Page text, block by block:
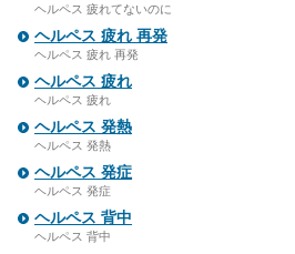
ヘルペス 疲れてないのに
ヘルペス 疲れ 再発
ヘルペス 疲れ 再発
ヘルペス 疲れ
ヘルペス 疲れ
ヘルペス 発熱
ヘルペス 発熱
ヘルペス 発症
ヘルペス 発症
ヘルペス 背中
ヘルペス 背中